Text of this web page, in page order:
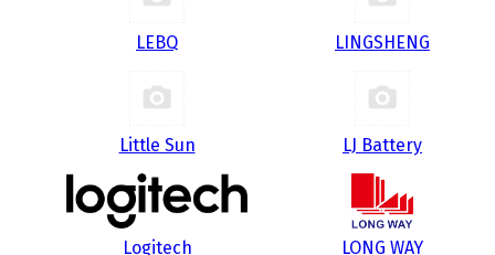
LEBQ LINGSHENG
Little Sun LJ Battery
Logitech LONG WAY